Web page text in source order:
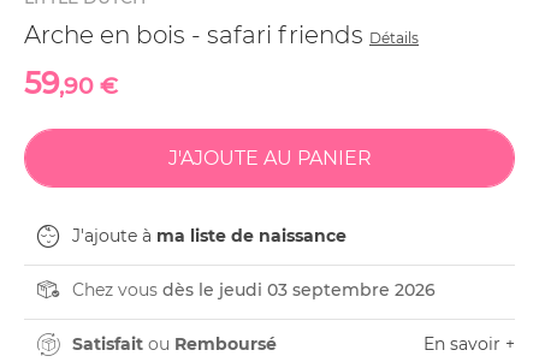
Arche en bois - safari friends Détails
59,90 €
J'ajoute à ma liste de naissance
Chez vous dès le jeudi 03 septembre 2026
Satisfait ou Remboursé En savoir +